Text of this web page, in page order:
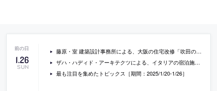
1.26
SUN
藤原・室 建築設計事務所による、大阪の住宅改修「吹田のリノベーション」。施主が生まれ育った建売住宅を刷新するプロジェクト。“土の質感に囲まれた”感覚を求める施主の為に、内部の床・壁・天井の質感を統一して外壁の一部も作り変える計画を考案。隣接する住宅との視線の関係も考慮
ザハ・ハディド・アーキテクツによる、イタリアの宿泊施設「ホテル・ロメオ・ローマ」。増改築が繰返された16世紀のパラッツォを転用。歴史が積重なる既存に向き合い、ヴォールトを再解釈したコンセプトを空間から家具にまで通底させる計画を考案。修復には49の会社が関わり230の許可申請を提出
最も注目を集めたトピックス［期間：2025/1/20-1/26］